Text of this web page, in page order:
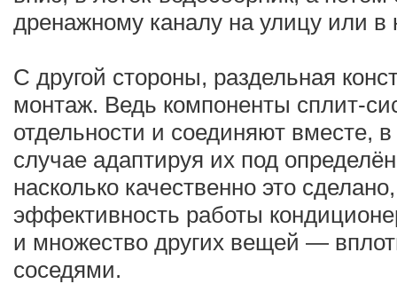
дренажному каналу на улицу или в
С другой стороны, раздельная
монтаж. Ведь компоненты сплит-
отдельности и соединяют вместе,
случае адаптируя их под
насколько качественно это
эффективность работы
и множество других вещей —
соседями.